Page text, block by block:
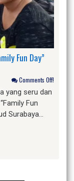
Fun Day”
Comments Off!
yang seru dan
Fun
Surabaya…